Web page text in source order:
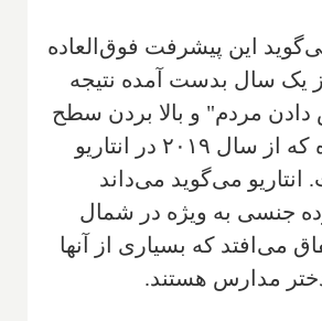
این پیشرفت فوق‌العاده
یک سال بدست آمده نتیجه
مردم" و بالا بردن سطح
آگاهی آنها بوده که از سال ۲۰۱۹ در انتاریو
انتاریو می‌گوید می‌داند
جنسی به ویژه در شمال
می‌افتد که بسیاری از آنها
مدارس هستند.